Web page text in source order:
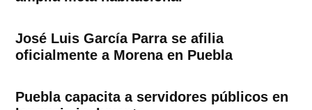
José Luis García Parra se afilia
oficialmente a Morena en Puebla
Puebla capacita a servidores públicos en